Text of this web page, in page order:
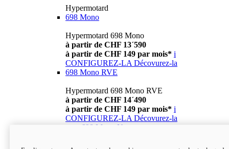
Hypermotard
698 Mono
Hypermotard 698 Mono
à partir de CHF 13´590
à partir de CHF 149 par mois* i
CONFIGUREZ-LA Décovurez-la
698 Mono RVE
Hypermotard 698 Mono RVE
à partir de CHF 14´490
à partir de CHF 149 par mois* i
CONFIGUREZ-LA Décovurez-la
698 Mono Nera
Hypermotard 698 Mono Nera